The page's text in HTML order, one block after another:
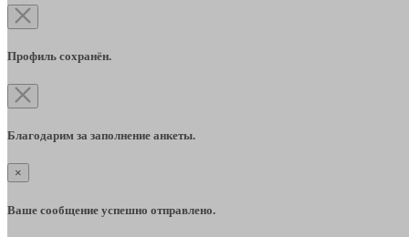
Профиль сохранён.
Благодарим за заполнение анкеты.
×
Ваше сообщение успешно отправлено.